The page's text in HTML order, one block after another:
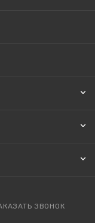
ЗВОНОК